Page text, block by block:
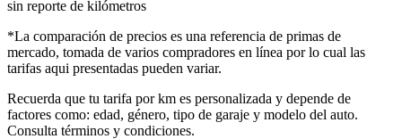
sin reporte de kilómetros
*La comparación de precios es una referencia de primas de
mercado, tomada de varios compradores en línea por lo cual las
tarifas aqui presentadas pueden variar.
Recuerda que tu tarifa por km es personalizada y depende de
factores como: edad, género, tipo de garaje y modelo del auto.
Consulta términos y condiciones.